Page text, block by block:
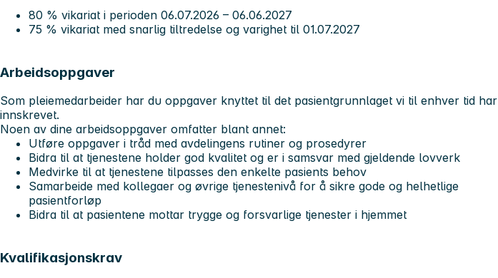
80 % vikariat i perioden 06.07.2026 – 06.06.2027
75 % vikariat med snarlig tiltredelse og varighet til 01.07.2027
Arbeidsoppgaver
Som pleiemedarbeider har du oppgaver knyttet til det pasientgrunnlaget vi til enhver tid har
innskrevet.
Noen av dine arbeidsoppgaver omfatter blant annet:
Utføre oppgaver i tråd med avdelingens rutiner og prosedyrer
Bidra til at tjenestene holder god kvalitet og er i samsvar med gjeldende lovverk
Medvirke til at tjenestene tilpasses den enkelte pasients behov
Samarbeide med kollegaer og øvrige tjenestenivå for å sikre gode og helhetlige
pasientforløp
Bidra til at pasientene mottar trygge og forsvarlige tjenester i hjemmet
Kvalifikasjonskrav